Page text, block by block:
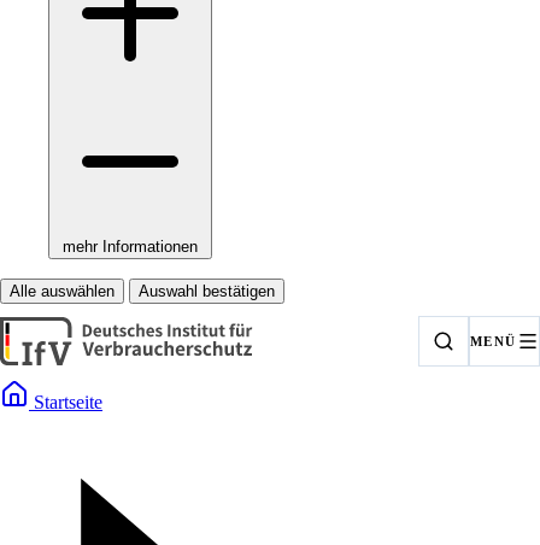
mehr Informationen
Alle auswählen Auswahl bestätigen
MENÜ
Startseite